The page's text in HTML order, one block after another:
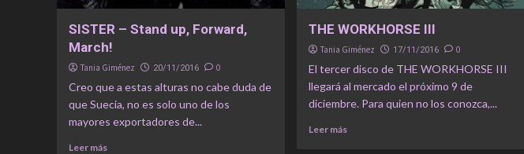
SISTER – Stand up, Forward,
March!
Tania Giménez 20/11/2016 0
Creo que a estas alturas no cabe duda de
que Suecia, no es solo uno de los
mayores exportadores de...
Leer más
THE WORKHORSE III
Tania Giménez 17/11/2016 0
El tercer disco de THE WORKHORSE III
llegará al mercado el próximo 9 de
diciembre. Para quien no los conozca,...
Leer más